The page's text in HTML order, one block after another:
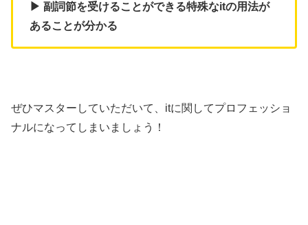
▶ 副詞節を受けることができる特殊なitの用法が
あることが分かる
ぜひマスターしていただいて、itに関してプロフェッショ
ナルになってしまいましょう！